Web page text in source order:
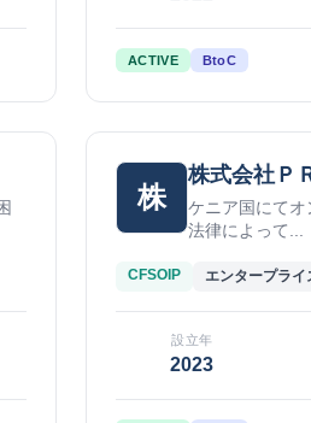
ACTIVE BtoC
株
株式会社Ｐ
ケニア国にて
法律によって...
CFSOIP エンタープライ
設立年
2023